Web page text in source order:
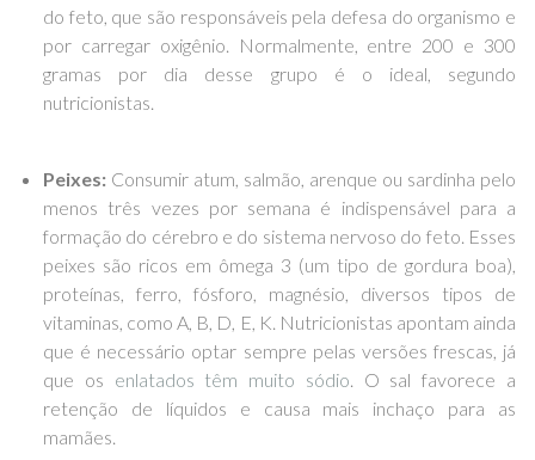
do feto, que são responsáveis pela defesa do organismo e
por carregar oxigênio. Normalmente, entre 200 e 300
gramas por dia desse grupo é o ideal, segundo
nutricionistas.
Peixes: Consumir atum, salmão, arenque ou sardinha pelo
menos três vezes por semana é indispensável para a
formação do cérebro e do sistema nervoso do feto. Esses
peixes são ricos em ômega 3 (um tipo de gordura boa),
proteínas, ferro, fósforo, magnésio, diversos tipos de
vitaminas, como A, B, D, E, K. Nutricionistas apontam ainda
que é necessário optar sempre pelas versões frescas, já
que os enlatados têm muito sódio. O sal favorece a
retenção de líquidos e causa mais inchaço para as
mamães.